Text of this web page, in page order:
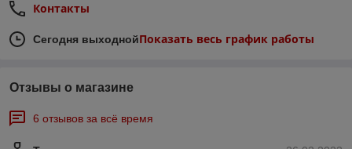
Контакты
Сегодня выходнойПоказать весь график работы
Отзывы о магазине
6 отзывов за всё время